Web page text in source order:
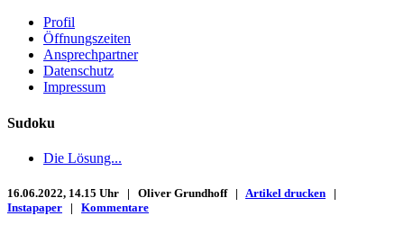
Profil
Öffnungszeiten
Ansprechpartner
Datenschutz
Impressum
Sudoku
Die Lösung...
16.06.2022, 14.15 Uhr | Oliver Grundhoff | Artikel drucken |
Instapaper | Kommentare